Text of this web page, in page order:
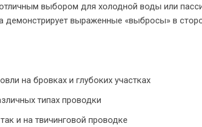
выбором для холодной воды или
выраженные «выбросы» в
на бровках и глубоких участках
типах проводки
и на твичинговой проводке